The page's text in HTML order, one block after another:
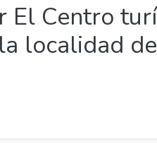
El Centro
localidad